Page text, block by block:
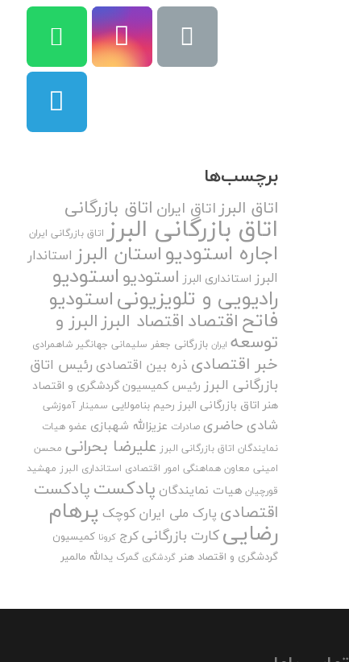
برچسب‌ها
اتاق البرزاتاق ایران اتاق بازرگانی
اتاق بازرگانی البرز اتاق بازرگانی ایران
اجاره استودیواستان البرز استاندار
البرز استانداری البرز استودیواستودیو
رادیویی و تلویزیونیاستودیو
فاتحاقتصاداقتصاد البرزالبرز و
توسعه ایران بازرگانی جعفر سلیمانی جهانگیر شاهمرادی
خبر اقتصادی ذره بین اقتصادی رئیس اتاق
بازرگانی البرز رئیس کمیسیون گردشگری و اقتصاد
هنر اتاق بازرگانی البرز رحیم بنامولایی سمینار آموزشی
شادی حاضری صادرات عزیزالله شهبازی عضو هیات
نمایندگان اتاق بازرگانی البرز علیرضا بحرانی محسن
امینی معاون هماهنگی امور اقتصادی استانداری البرز مهشید
قورچیان هیات نمایندگان پادکستپادکست
اقتصادی پارک ملی ایران کوچک پرهام
رضاییکارت بازرگانیکرج کرونا کمیسیون
گردشگری و اقتصاد هنر گردشگری گمرک یدالله مالمیر